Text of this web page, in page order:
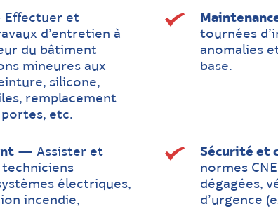
et
d’entretien à
du bâtiment
mineures aux
silicone,
remplacement
etc.
tournées
anomalies
base.
— Assister et
électriques,
incendie,
Sécurité et
normes
dégagées,
d’urgence